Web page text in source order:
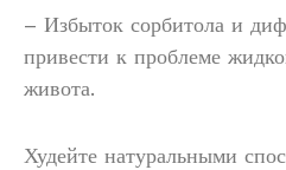
– Избыток сорбитола и
привести к проблеме
живота.
Худейте натуральными